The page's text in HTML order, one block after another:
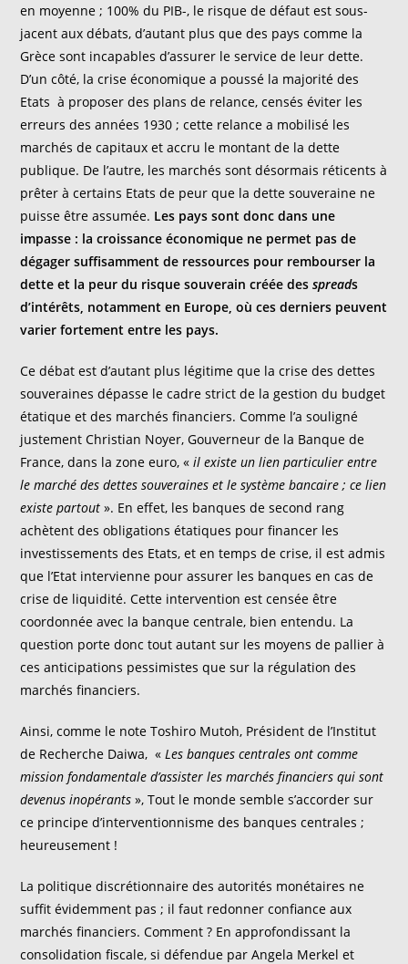
en moyenne ; 100% du PIB-, le risque de défaut est sous-
jacent aux débats, d’autant plus que des pays comme la
Grèce sont incapables d’assurer le service de leur dette.
D’un côté, la crise économique a poussé la majorité des
Etats à proposer des plans de relance, censés éviter les
erreurs des années 1930 ; cette relance a mobilisé les
marchés de capitaux et accru le montant de la dette
publique. De l’autre, les marchés sont désormais réticents à
prêter à certains Etats de peur que la dette souveraine ne
puisse être assumée. Les pays sont donc dans une
impasse : la croissance économique ne permet pas de
dégager suffisamment de ressources pour rembourser la
dette et la peur du risque souverain créée desspreads
d’intérêts, notamment en Europe, où ces derniers peuvent
varier fortement entre les pays.
Ce débat est d’autant plus légitime que la crise des dettes
souveraines dépasse le cadre strict de la gestion du budget
étatique et des marchés financiers. Comme l’a souligné
justement Christian Noyer, Gouverneur de la Banque de
France, dans la zone euro, «il existe un lien particulier entre
le marché des dettes souveraines et le système bancaire ; ce lien
existe partout ». En effet, les banques de second rang
achètent des obligations étatiques pour financer les
investissements des Etats, et en temps de crise, il est admis
que l’Etat intervienne pour assurer les banques en cas de
crise de liquidité. Cette intervention est censée être
coordonnée avec la banque centrale, bien entendu. La
question porte donc tout autant sur les moyens de pallier à
ces anticipations pessimistes que sur la régulation des
marchés financiers.
Ainsi, comme le note Toshiro Mutoh, Président de l’Institut
de Recherche Daiwa, «Les banques centrales ont comme
mission fondamentale d’assister les marchés financiers qui sont
devenus inopérants », Tout le monde semble s’accorder sur
ce principe d’interventionnisme des banques centrales ;
heureusement !
La politique discrétionnaire des autorités monétaires ne
suffit évidemment pas ; il faut redonner confiance aux
marchés financiers. Comment ? En approfondissant la
consolidation fiscale, si défendue par Angela Merkel et